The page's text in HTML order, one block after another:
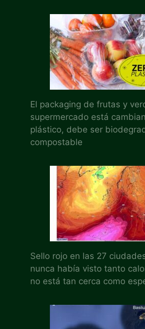
El packaging de frutas y
supermercado está
plástico, debe ser
compostable
Sello rojo en las 27
nunca había visto tanto
no está tan cerca como